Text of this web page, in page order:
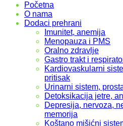
Početna
O nama
Dodaci prehrani
Imunitet, anemija
Menopauza i PMS
Oralno zdravlje
Gastro trakt i
Kardiovaskularni
pritisak
Urinarni sistem,
Detoksikacija jetre,
Depresija, nervoza,
memorija
Koštano mišićni